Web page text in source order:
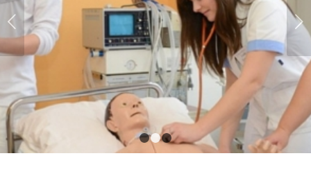
Next
1 3